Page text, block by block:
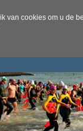
van cookies om u de